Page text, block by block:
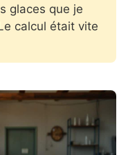
glaces que je
calcul était vite